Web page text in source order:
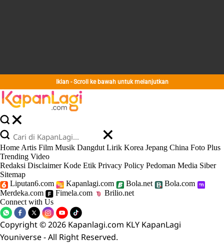
Iklan - Scroll ke bawah untuk melanjutkan
Home Artis Film Musik Dangdut Lirik Korea Jepang China Foto Plus
Trending Video
Redaksi Disclaimer Kode Etik Privacy Policy Pedoman Media Siber
Sitemap
Liputan6.com
Kapanlagi.com Bola.net
Bola.com
Merdeka.com
Fimela.com
Brilio.net
Connect with Us
Copyright © 2026 Kapanlagi.com KLY KapanLagi
Youniverse - All Right Reserved.